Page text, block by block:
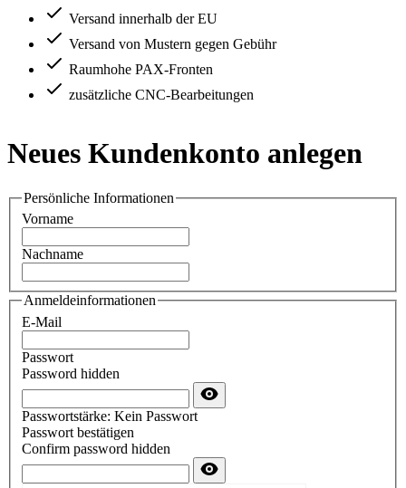
Versand innerhalb der EU
Versand von Mustern gegen Gebühr
Raumhohe PAX-Fronten
zusätzliche CNC-Bearbeitungen
Neues Kundenkonto anlegen
Persönliche Informationen
Vorname
Nachname
Anmeldeinformationen
E-Mail
Passwort
Password hidden
Passwortstärke: Kein Passwort
Passwort bestätigen
Confirm password hidden